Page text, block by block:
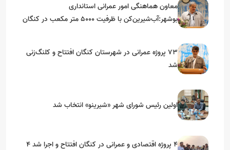
معاون هماهنگی امور عمرانی استانداری
بوشهر:آب‌شیرین‌کن با ظرفیت ۵۰۰۰ متر مکعب در کنگان
۷۳ پروژه عمرانی در شهرستان کنگان افتتاح و کلنگ‌زنی
شد
اولین رئیس شورای شهر «شیرینو» انتخاب شد
۴ پروژه اقتصادی و عمرانی در کنگان افتتاح و اجرا شد ۴